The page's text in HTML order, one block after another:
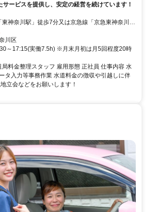
ービスを提供し、安定の経営を続けています！
神奈川駅」徒歩7分又は京急線「京急東神奈川
神奈川新町」徒歩5分
川区
～17:15(実働7.5h) ※月末月初は月5回程度20時
料金整理スタッフ 雇用形態 正社員 仕事内容 水
タ入力等事務作業 水道料金の徴収や引越しに伴
立会などをお願いします！